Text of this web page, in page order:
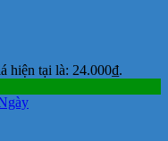
hiện tại là: 24.000₫.